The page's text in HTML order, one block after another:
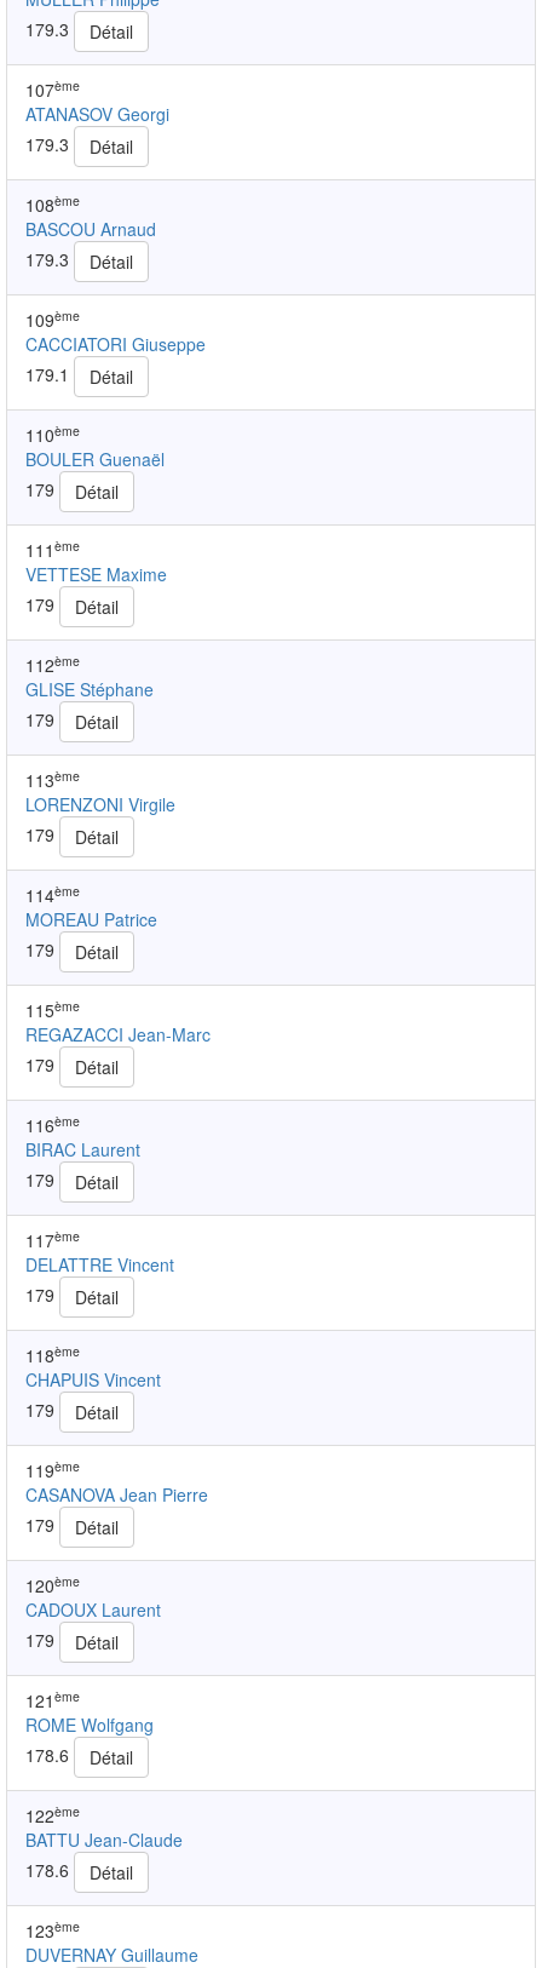
179.3
Détail
107ème
ATANASOV Georgi
179.3
Détail
108ème
BASCOU Arnaud
179.3
Détail
109ème
CACCIATORI Giuseppe
179.1
Détail
110ème
BOULER Guenaël
179
Détail
111 ème
VETTESE Maxime
179
Détail
112ème
GLISE Stéphane
179
Détail
113ème
LORENZONI Virgile
179
Détail
114ème
MOREAU Patrice
179
Détail
115ème
REGAZACCI Jean-Marc
179
Détail
116ème
BIRAC Laurent
179
Détail
117ème
DELATTRE Vincent
179
Détail
118ème
CHAPUIS Vincent
179
Détail
119ème
CASANOVA Jean Pierre
179
Détail
120ème
CADOUX Laurent
179
Détail
121 ème
ROME Wolfgang
178.6
Détail
122ème
BATTU Jean-Claude
178.6
Détail
123ème
DUVERNAY Guillaume